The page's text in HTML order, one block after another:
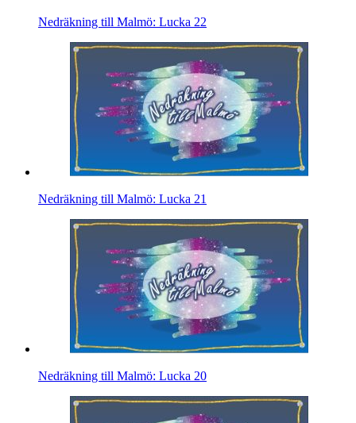
Nedräkning till Malmö: Lucka 22
Nedräkning till Malmö: Lucka 21
Nedräkning till Malmö: Lucka 20